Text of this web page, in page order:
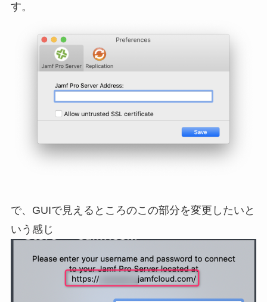
す。
で、GUIで見えるところのこの部分を変更したいと
いう感じ